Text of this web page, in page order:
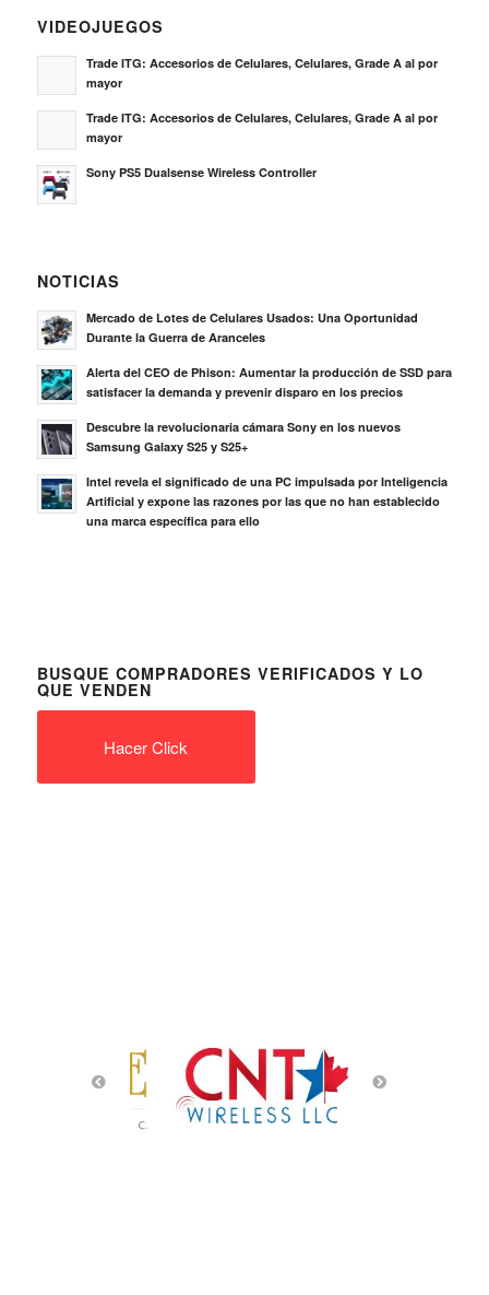
VIDEOJUEGOS
Trade ITG: Accesorios de Celulares, Celulares, Grade A al por
mayor
Trade ITG: Accesorios de Celulares, Celulares, Grade A al por
mayor
Sony PS5 Dualsense Wireless Controller
NOTICIAS
Mercado de Lotes de Celulares Usados: Una Oportunidad
Durante la Guerra de Aranceles
Alerta del CEO de Phison: Aumentar la producción de SSD para
satisfacer la demanda y prevenir disparo en los precios
Descubre la revolucionaria cámara Sony en los nuevos
Samsung Galaxy S25 y S25+
Intel revela el significado de una PC impulsada por Inteligencia
Artificial y expone las razones por las que no han establecido
una marca específica para ello
BUSQUE COMPRADORES VERIFICADOS Y LO
QUE VENDEN
Hacer Click